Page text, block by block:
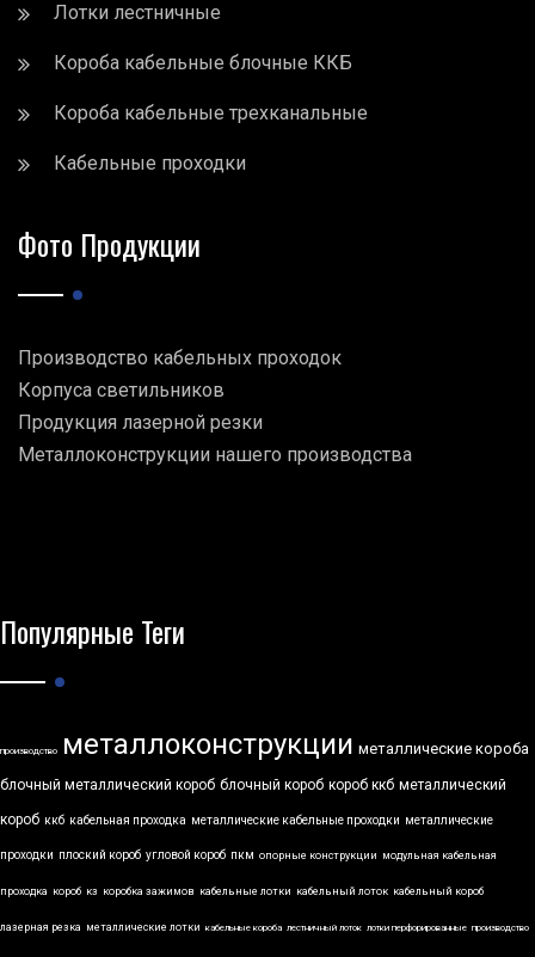
Лотки лестничные
Короба кабельные блочные ККБ
Короба кабельные трехканальные
Кабельные проходки
Фото Продукции
Производство кабельных проходок
Корпуса светильников
Продукция лазерной резки
Металлоконструкции нашего производства
Популярные Теги
производство металлоконструкции металлические короба
блочный металлический короб блочный короб короб ккб металлический
короб ккб кабельная проходка металлические кабельные проходки металлические
проходки плоский короб угловой короб пкм опорные конструкции модульная кабельная
проходка короб кз коробка зажимов кабельные лотки кабельный лоток кабельный короб
лазерная резка металлические лотки кабельные короба лестничный лоток лотки перфорированные производство